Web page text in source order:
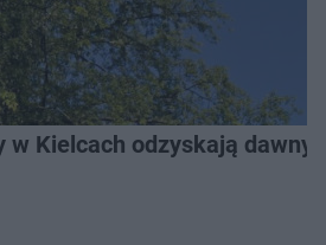
w Kielcach odzyskają dawny